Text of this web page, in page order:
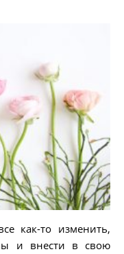
как-то изменить,
и внести в свою